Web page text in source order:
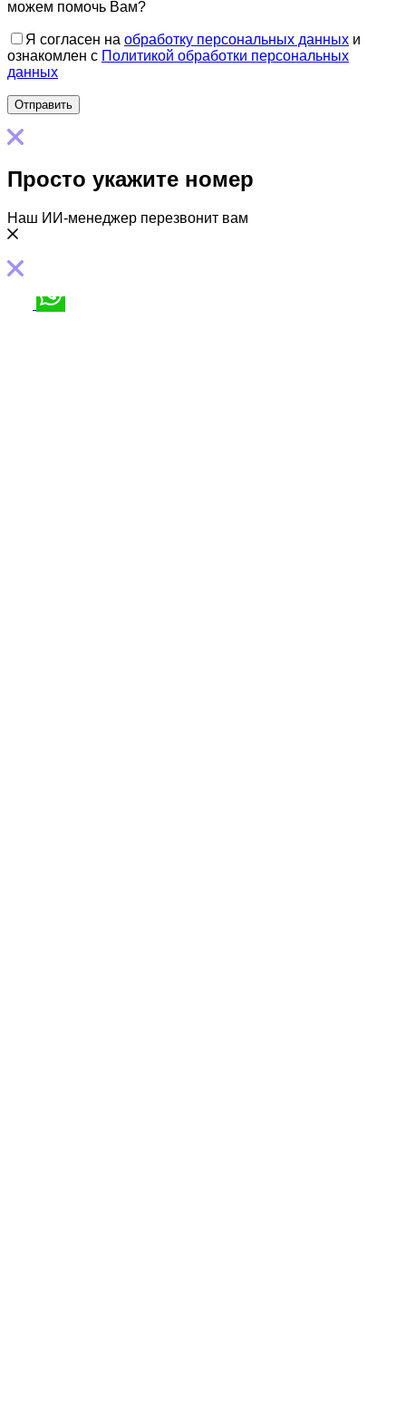
можем помочь Вам?
Я согласен на обработку персональных данных и
ознакомлен с Политикой обработки персональных
данных
Просто укажите номер
Наш ИИ-менеджер перезвонит вам